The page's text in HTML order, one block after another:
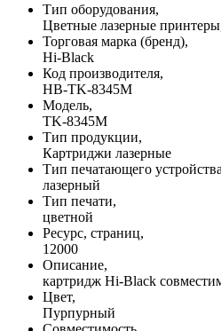
Тип оборудования,
Цветные лазерные
Торговая марка (бренд),
Hi-Black
Код производителя,
HB-TK-8345M
Модель,
TK-8345M
Тип продукции,
Картриджи лазерные
Тип печатающего
лазерный
Тип печати,
цветной
Ресурс, страниц,
12000
Описание,
картридж Hi-Black
Цвет,
Пурпурный